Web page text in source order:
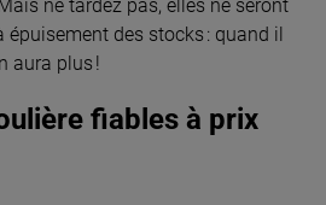
ne tardez pas, elles ne seront
épuisement des stocks : quand il
aura plus !
fiables à prix